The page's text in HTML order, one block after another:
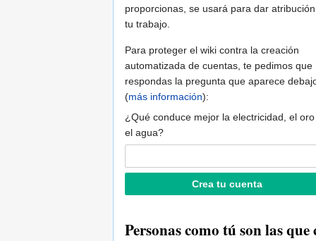
proporcionas, se usará para dar
tu trabajo.
Para proteger el wiki contra la creación
automatizada de cuentas, te pedimos que
respondas la pregunta que aparece
(más información):
¿Qué conduce mejor la electricidad, el
el agua?
Personas como tú son las